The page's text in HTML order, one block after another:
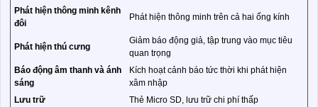
Phát hiện thông minh kênh
đôi
Phát hiện thông minh trên cả hai ống kính
Phát hiện thú cưng
Giảm báo động giả, tập trung vào mục tiêu
quan trọng
Báo động âm thanh và ánh
sáng
Kích hoạt cảnh báo tức thời khi phát hiện
xâm nhập
Lưu trữ
Thẻ Micro SD, lưu trữ chi phí thấp